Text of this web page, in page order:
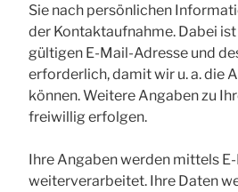
Sie nach persönlichen
der Kontaktaufnahme. Dabei
gültigen E-Mail-Adresse und
erforderlich, damit wir u. a. die
können. Weitere Angaben zu
freiwillig erfolgen.
Ihre Angaben werden mittels
weiterverarbeitet. Ihre Daten